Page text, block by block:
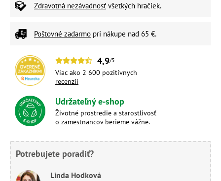
Zdravotná nezávadnosť všetkých hračiek.
Poštovné zadarmo pri nákupe nad 65 €.
4,9/5
Viac ako 2 600 pozitívnych
recenzií
Udržateľný e-shop
Životné prostredie a starostlivosť
o zamestnancov berieme vážne.
Potrebujete poradiť?
Linda Hodková